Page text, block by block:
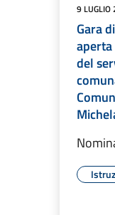
9
Gara
del